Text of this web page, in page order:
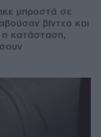
μπροστά σε
βίντεο και
κατάσταση,